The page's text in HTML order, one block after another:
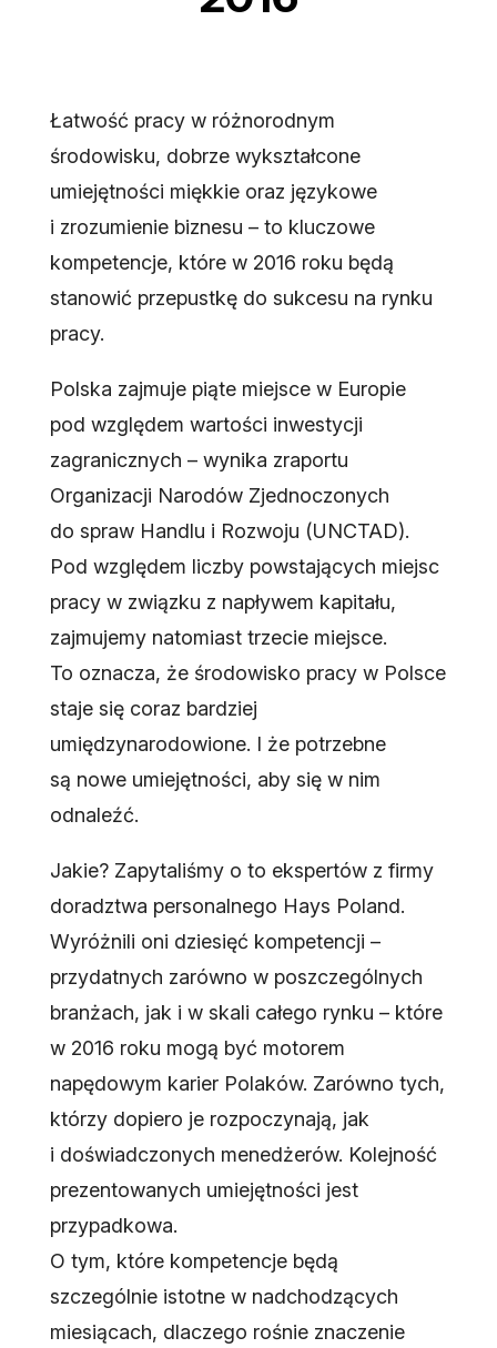
Łatwość pracy w różnorodnym
środowisku, dobrze wykształcone
umiejętności miękkie oraz językowe
i zrozumienie biznesu – to kluczowe
kompetencje, które w 2016 roku będą
stanowić przepustkę do sukcesu na rynku
pracy.
Polska zajmuje piąte miejsce w Europie
pod względem wartości inwestycji
zagranicznych – wynika zraportu
Organizacji Narodów Zjednoczonych
do spraw Handlu i Rozwoju (UNCTAD).
Pod względem liczby powstających miejsc
pracy w związku z napływem kapitału,
zajmujemy natomiast trzecie miejsce.
To oznacza, że środowisko pracy w Polsce
staje się coraz bardziej
umiędzynarodowione. I że potrzebne
są nowe umiejętności, aby się w nim
odnaleźć.
Jakie? Zapytaliśmy o to ekspertów z firmy
doradztwa personalnego Hays Poland.
Wyróżnili oni dziesięć kompetencji –
przydatnych zarówno w poszczególnych
branżach, jak i w skali całego rynku – które
w 2016 roku mogą być motorem
napędowym karier Polaków. Zarówno tych,
którzy dopiero je rozpoczynają, jak
i doświadczonych menedżerów. Kolejność
prezentowanych umiejętności jest
przypadkowa.
O tym, które kompetencje będą
szczególnie istotne w nadchodzących
miesiącach, dlaczego rośnie znaczenie